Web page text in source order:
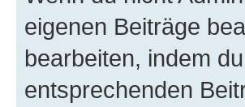
eigenen Beiträge
bearbeiten, indem
entsprechenden